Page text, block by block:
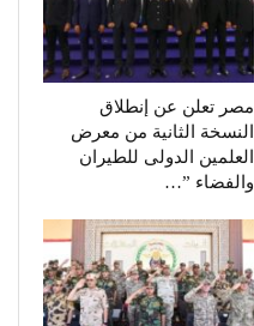
مصر تعلن عن إنطلاق
النسخة الثانية من معرض
العلمين الدولى للطيران
والفضاء ”…